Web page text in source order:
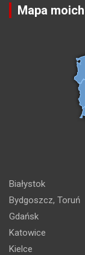
Mapa
Białystok
Bydgoszcz, Toruń
Gdańsk
Katowice
Kielce